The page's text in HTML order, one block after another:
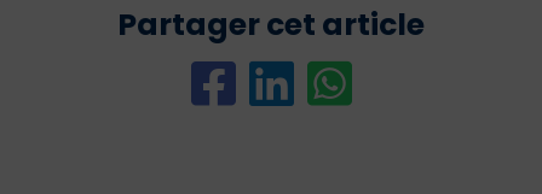
Partager cet article